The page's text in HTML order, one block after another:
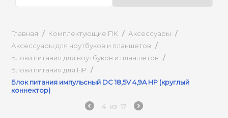
Главная / Комплектующие ПК / Аксессуары /
Аксессуары для ноутбуков и планшетов /
Блоки питания для ноутбуков и планшетов /
Блоки питания для HP /
Блок питания импульсный DC 18,5V 4,9A HP (круглый
коннектор)
4 из 17